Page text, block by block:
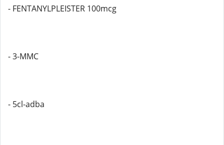
- FENTANYLPLEISTER 100mcg
- 3-MMC
- 5cl-adba